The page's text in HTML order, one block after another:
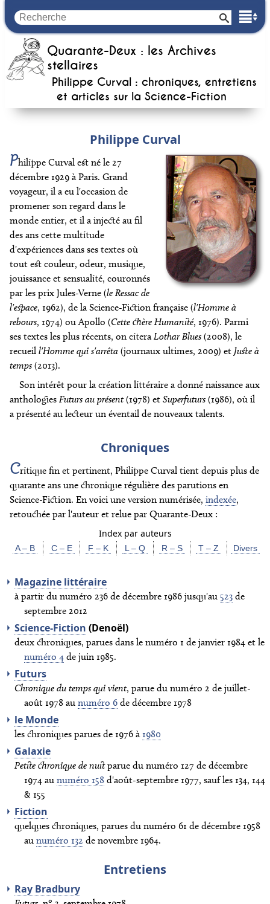
Quarante-Deux : les Archives
stellaires
Philippe Curval : chroniques, entretiens
et articles sur la Science-Fiction
Philippe Curval
Philippe Curval est né le 27
décembre 1929 à Paris. Grand
voyageur, il a eu l'occasion de
promener son regard dans le
monde entier, et il a injecté au fil
des ans cette multitude
d'expériences dans ses textes où
tout est couleur, odeur, musique,
jouissance et sensualité, couronnés
par les prix Jules-Verne (le Ressac de
l'espace, 1962), de la Science-Fiction française (l'Homme à
rebours, 1974) ou Apollo (Cette chère Humanité, 1976). Parmi
ses textes les plus récents, on citeraLothar Blues (2008), le
recueil l'Homme qui s'arrêta (journaux ultimes, 2009) et Juste à
temps (2013).
Son intérêt pour la création littéraire a donné naissance aux
anthologies Futurs au présent(1978) et Superfuturs (1986), où il
a présenté au lecteur un éventail de nouveaux talents.
Chroniques
Critique fin et pertinent, Philippe Curval tient depuis plus de
quarante ans une chronique régulière des parutions en
Science-Fiction. En voici une version numérisée, indexée,
retouchée par l'auteur et relue par Quarante-Deux :
Index par auteurs
A – B C – E F – K L – Q R – S T – Z Divers
Magazine littéraire
à partir du numéro 236 de décembre 1986 jusqu'au 523 de
septembre 2012
Science-Fiction (Denoël)
deux chroniques, parues dans le numéro 1 de janvier 1984 et le
numéro 4 de juin 1985.
Futurs
Chronique du temps qui vient, parue du numéro 2 de juillet-
août 1978 au numéro 6 de décembre 1978
le Monde
les chroniques parues de 1976 à1980
Galaxie
Petite chronique de nuitparue du numéro 127 de décembre
1974 au numéro 158 d'août-septembre 1977, sauf les 134, 144
& 155
Fiction
quelques chroniques, parues du numéro 61 de décembre 1958
au numéro 132 de novembre 1964.
Entretiens
Ray Bradbury